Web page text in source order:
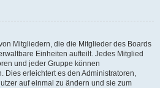
Mitgliedern, die die Mitglieder des Boards
Einheiten aufteilt. Jedes Mitglied
und jeder Gruppe können
Dies erleichtert es den Administratoren,
auf einmal zu ändern und sie zum